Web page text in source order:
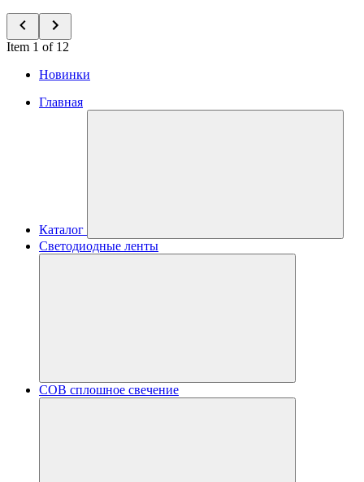
Item 1 of 12
Новинки
Главная
Каталог
Светодиодные ленты
COB сплошное свечение